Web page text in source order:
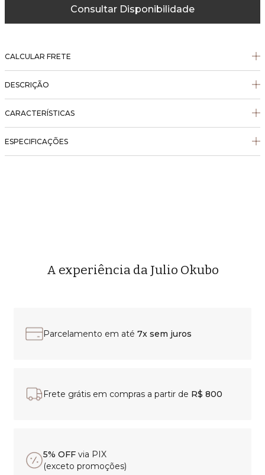
Consultar Disponibilidade
CALCULAR FRETE
DESCRIÇÃO
CARACTERÍSTICAS
ESPECIFICAÇÕES
A experiência da Julio Okubo
Parcelamento em até 7x sem juros
Frete grátis em compras a partir de R$ 800
5% OFF via PIX
(exceto promoções)